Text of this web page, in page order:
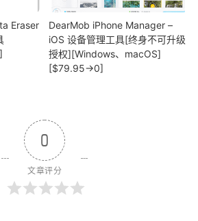
Eraser
DearMob iPhone Manager –
iOS 设备管理工具[终身不可升级
授权][Windows、macOS]
[$79.95→0]
0
文章评分